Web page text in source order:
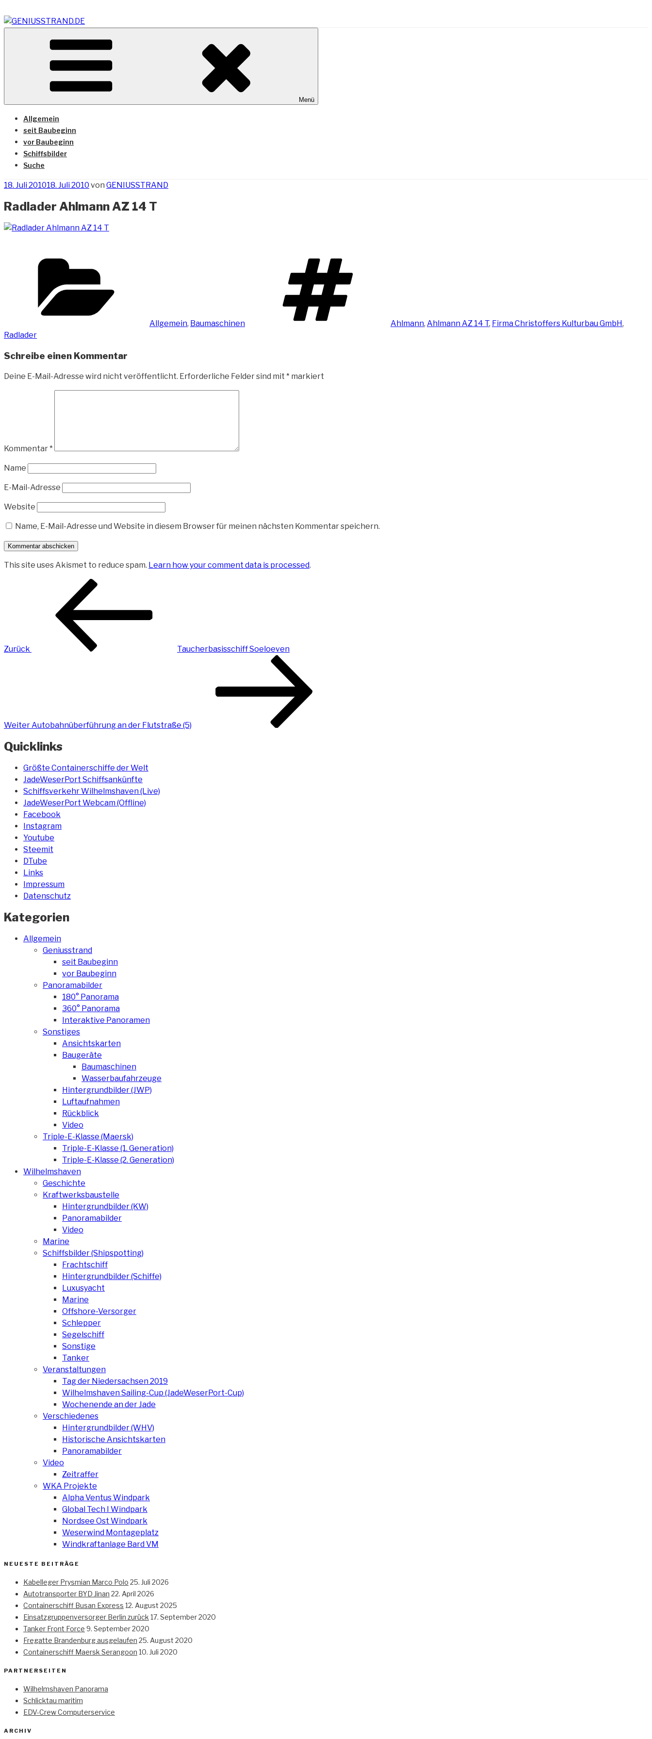
Inhalt
springen
GENIUSSTRAND.DE
Vom Geniusstrand zum JadeWeserPort/Container Terminal Wilhelmshaven
Menü
Allgemein
seit Baubeginn
vor Baubeginn
Schiffsbilder
Suche
Veröffentlicht
18. Juli 201018. Juli 2010 von GENIUSSTRAND
Radlader Ahlmann AZ 14 T
Allgemein, Baumaschinen Ahlmann, Ahlmann AZ 14 T, Firma Christoffers Kulturbau GmbH,
Radlader
Schreibe einen Kommentar
Deine E-Mail-Adresse wird nicht veröffentlicht. Erforderliche Felder sind mit * markiert
Kommentar*
Name
E-Mail-Adresse
Website
Name, E-Mail-Adresse und Website in diesem Browser für meinen nächsten Kommentar speichern.
This site uses Akismet to reduce spam. Learn how your comment data is processed.
Beitragsnavigation
Zurück
Taucherbasisschiff Soeloeven
WeiterAutobahnüberführung an der Flutstraße (5)
Quicklinks
Größte Containerschiffe der Welt
JadeWeserPort Schiffsankünfte
Schiffsverkehr Wilhelmshaven (Live)
JadeWeserPort Webcam (Offline)
Facebook
Instagram
Youtube
Steemit
DTube
Links
Impressum
Datenschutz
Kategorien
Allgemein
Geniusstrand
seit Baubeginn
vor Baubeginn
Panoramabilder
180° Panorama
360° Panorama
Interaktive Panoramen
Sonstiges
Ansichtskarten
Baugeräte
Baumaschinen
Wasserbaufahrzeuge
Hintergrundbilder (JWP)
Luftaufnahmen
Rückblick
Video
Triple-E-Klasse (Maersk)
Triple-E-Klasse (1. Generation)
Triple-E-Klasse (2. Generation)
Wilhelmshaven
Geschichte
Kraftwerksbaustelle
Hintergrundbilder (KW)
Panoramabilder
Video
Marine
Schiffsbilder (Shipspotting)
Frachtschiff
Hintergrundbilder (Schiffe)
Luxusyacht
Marine
Offshore-Versorger
Schlepper
Segelschiff
Sonstige
Tanker
Veranstaltungen
Tag der Niedersachsen 2019
Wilhelmshaven Sailing-Cup (JadeWeserPort-Cup)
Wochenende an der Jade
Verschiedenes
Hintergrundbilder (WHV)
Historische Ansichtskarten
Panoramabilder
Video
Zeitraffer
WKA Projekte
Alpha Ventus Windpark
Global Tech I Windpark
Nordsee Ost Windpark
Weserwind Montageplatz
Windkraftanlage Bard VM
NEUESTE BEITRÄGE
Kabelleger Prysmian Marco Polo 25. Juli 2026
Autotransporter BYD Jinan 22. April 2026
Containerschiff Busan Express 12. August 2025
Einsatzgruppenversorger Berlin zurück 17. September 2020
Tanker Front Force 9. September 2020
Fregatte Brandenburg ausgelaufen 25. August 2020
Containerschiff Maersk Serangoon 10. Juli 2020
PARTNERSEITEN
Wilhelmshaven Panorama
Schlicktau maritim
EDV-Crew Computerservice
ARCHIV